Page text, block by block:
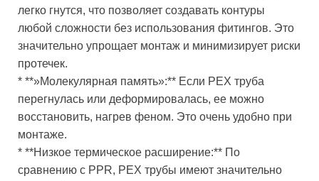
легко гнутся, что позволяет создавать контуры
любой сложности без использования фитингов. Это
значительно упрощает монтаж и минимизирует риски
протечек.
* **»Молекулярная память»:** Если PEX труба
перегнулась или деформировалась, ее можно
восстановить, нагрев феном. Это очень удобно при
монтаже.
* **Низкое термическое расширение:** По
сравнению с PPR, PEX трубы имеют значительно